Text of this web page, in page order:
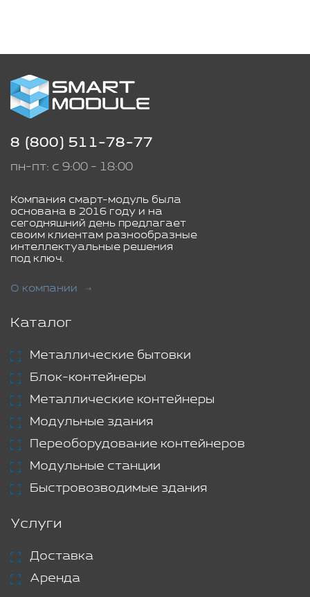
8 (800) 511-78-77
пн-пт: с 9:00 - 18:00
Компания смарт-модуль была
основана в 2016 году и на
сегодняшний день предлагает
своим клиентам разнообразные
интеллектуальные решения
под ключ.
О компании
Каталог
Металлические бытовки
Блок-контейнеры
Металлические контейнеры
Модульные здания
Переоборудование контейнеров
Модульные станции
Быстровозводимые здания
Услуги
Доставка
Аренда